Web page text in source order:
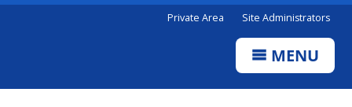
Private Area Site Administrators
MENU